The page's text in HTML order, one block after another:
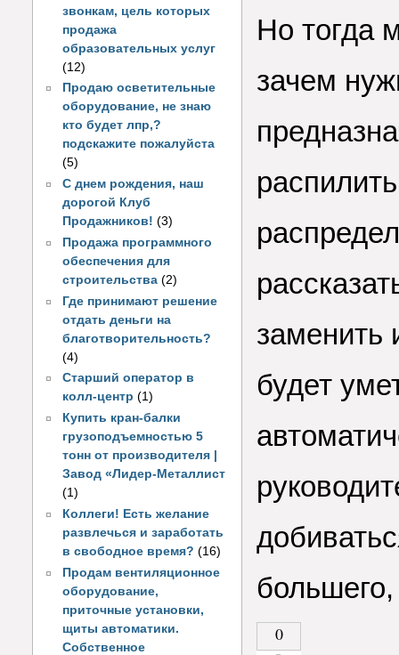
звонкам, цель которых
продажа
образовательных услуг
(12)
Продаю осветительные
оборудование, не знаю
кто будет лпр,?
подскажите пожалуйста
(5)
С днем рождения, наш
дорогой Клуб
Продажников! (3)
Продажа программного
обеспечения для
строительства (2)
Где принимают решение
отдать деньги на
благотворительность?
(4)
Старший оператор в
колл-центр (1)
Купить кран-балки
грузоподъемностью 5
тонн от производителя |
Завод «Лидер-Металлист
(1)
Коллеги! Есть желание
развлечься и заработать
в свободное время? (16)
Продам вентиляционное
оборудование,
приточные установки,
щиты автоматики.
Собственное
Но тогда
зачем
заменить
будет
0